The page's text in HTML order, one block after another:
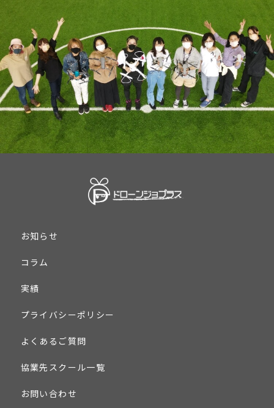
お知らせ
コラム
実績
プライバシーポリシー
よくあるご質問
協業先スクール一覧
お問い合わせ